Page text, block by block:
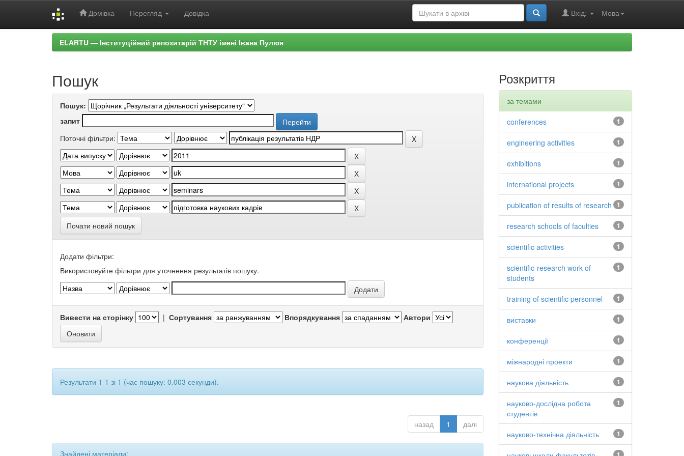
Домівка Перегляд Довідка Мова
Вхід:
ELARTU — Інституційний репозитарій ТНТУ імені Івана Пулюя
Пошук
Пошук:
запит
Поточні фільтри:
Почати новий пошук
Додати фільтри:
Використовуйте фільтри для уточнення результатів пошуку.
Вивести на сторінку | Сортування Впорядкування Автори
Результати 1-1 зі 1 (час пошуку: 0.003 секунди).
назад 1 далі
Знайдені матеріали:
Розкриття
за темами
1
conferences
1
engineering activities
1
exhibitions
1
international projects
1
publication of results of research
1
research schools of faculties
1
scientific activities
1
scientific-research work of
students
1
training of scientific personnel
1
виставки
1
конференції
1
міжнародні проекти
1
наукова діяльність
1
науково-дослідна робота
студентів
1
науково-технічна діяльність